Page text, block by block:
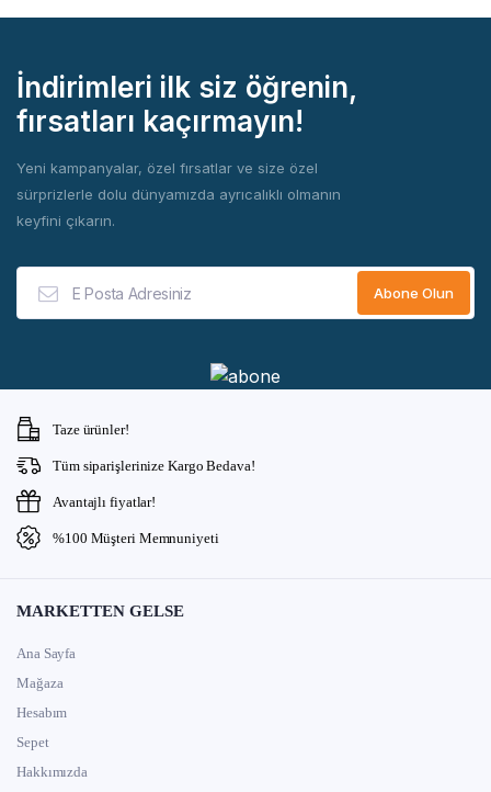
İndirimleri ilk siz öğrenin,
fırsatları kaçırmayın!
Yeni kampanyalar, özel fırsatlar ve size özel
sürprizlerle dolu dünyamızda ayrıcalıklı olmanın
keyfini çıkarın.
Taze ürünler!
Tüm siparişlerinize Kargo Bedava!
Avantajlı fiyatlar!
%100 Müşteri Memnuniyeti
MARKETTEN GELSE
Ana Sayfa
Mağaza
Hesabım
Sepet
Hakkımızda